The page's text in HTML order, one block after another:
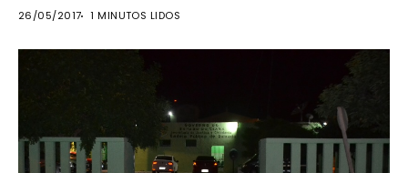
26/05/2017 1 MINUTOS LIDOS